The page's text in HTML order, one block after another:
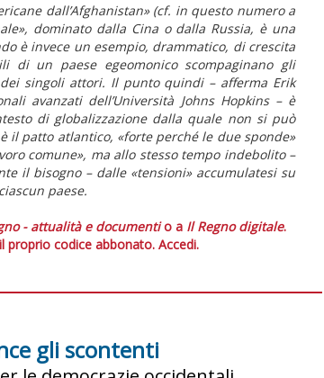
dall’Afghanistan» (cf. in questo numeroa
dominato dalla Cina o dalla Russia, è una
è invece un esempio, drammatico, di crescita
di un paese egeomonico scompaginano gli
singoli attori. Il punto quindi – afferma Erik
avanzati dell’Università Johns Hopkins – è
di globalizzazione dalla quale non si può
il patto atlantico, «forte perché le due sponde»
comune», ma allo stesso tempo indebolito –
il bisogno – dalle «tensioni» accumulatesi su
paese.
- attualità e documentio a Il Regno digitale.
proprio codice abbonato. Accedi.
gli scontenti